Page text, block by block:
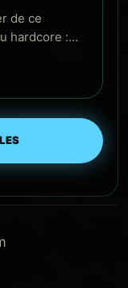
de ce
hardcore :…